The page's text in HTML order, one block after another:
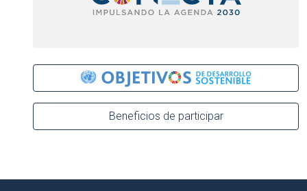
Beneficios de participar